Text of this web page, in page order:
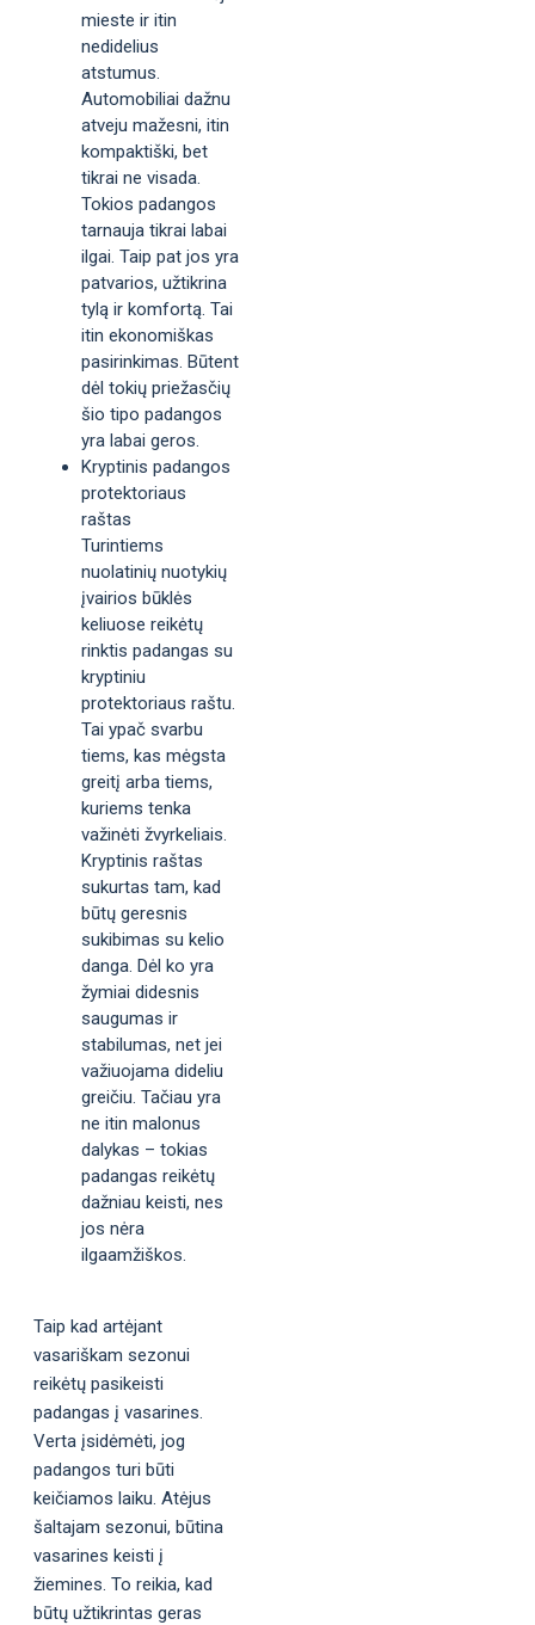
mieste ir itin
nedidelius
atstumus.
Automobiliai dažnu
atveju mažesni, itin
kompaktiški, bet
tikrai ne visada.
Tokios padangos
tarnauja tikrai labai
ilgai. Taip pat jos yra
patvarios, užtikrina
tylą ir komfortą. Tai
itin ekonomiškas
pasirinkimas. Būtent
dėl tokių priežasčių
šio tipo padangos
yra labai geros.
Kryptinis padangos
protektoriaus
raštas
Turintiems
nuolatinių nuotykių
įvairios būklės
keliuose reikėtų
rinktis padangas su
kryptiniu
protektoriaus raštu.
Tai ypač svarbu
tiems, kas mėgsta
greitį arba tiems,
kuriems tenka
važinėti žvyrkeliais.
Kryptinis raštas
sukurtas tam, kad
būtų geresnis
sukibimas su kelio
danga. Dėl ko yra
žymiai didesnis
saugumas ir
stabilumas, net jei
važiuojama dideliu
greičiu. Tačiau yra
ne itin malonus
dalykas – tokias
padangas reikėtų
dažniau keisti, nes
jos nėra
ilgaamžiškos.
Taip kad artėjant
vasariškam sezonui
reikėtų pasikeisti
padangas į vasarines.
Verta įsidėmėti, jog
padangos turi būti
keičiamos laiku. Atėjus
šaltajam sezonui, būtina
vasarines keisti į
žiemines. To reikia, kad
būtų užtikrintas geras